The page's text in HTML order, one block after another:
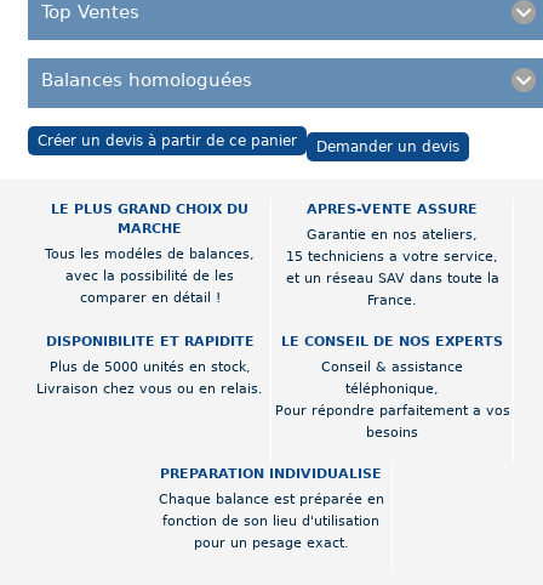
Top Ventes
Balances homologuées
Créer un devis à partir de ce panier Demander un devis
LE PLUS GRAND CHOIX DU
MARCHE
Tous les modéles de balances,
avec la possibilité de les
comparer en détail !
APRES-VENTE ASSURE
Garantie en nos ateliers,
15 techniciens a votre service,
et un réseau SAV dans toute la
France.
DISPONIBILITE ET RAPIDITE
Plus de 5000 unités en stock,
Livraison chez vous ou en relais.
LE CONSEIL DE NOS EXPERTS
Conseil & assistance
téléphonique,
Pour répondre parfaitement a vos
besoins
PREPARATION INDIVIDUALISE
Chaque balance est préparée en
fonction de son lieu d'utilisation
pour un pesage exact.